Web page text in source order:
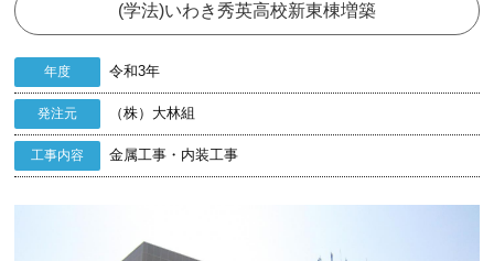
(学法)いわき秀英高校新東棟増築
年度 令和3年
発注元 （株）大林組
工事内容 金属工事・内装工事